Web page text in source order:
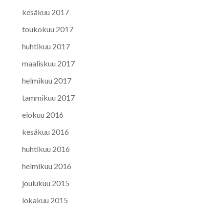
kesäkuu 2017
toukokuu 2017
huhtikuu 2017
maaliskuu 2017
helmikuu 2017
tammikuu 2017
elokuu 2016
kesäkuu 2016
huhtikuu 2016
helmikuu 2016
joulukuu 2015
lokakuu 2015